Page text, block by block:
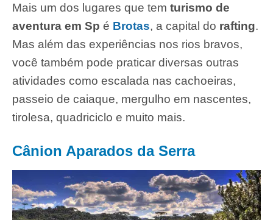
Mais um dos lugares que tem turismo de
aventura em Sp é Brotas, a capital do rafting.
Mas além das experiências nos rios bravos,
você também pode praticar diversas outras
atividades como escalada nas cachoeiras,
passeio de caiaque, mergulho em nascentes,
tirolesa, quadriciclo e muito mais.
Cânion Aparados da Serra